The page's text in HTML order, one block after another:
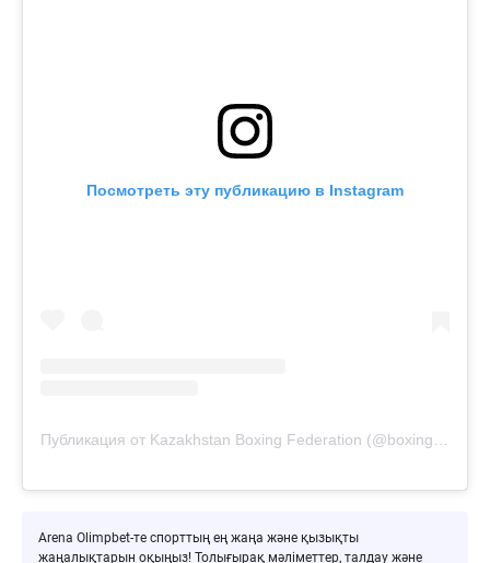
Посмотреть эту публикацию в Instagram
Arena Olimpbet-те спорттың ең жаңа және қызықты
жаңалықтарын оқыңыз! Толығырақ мәліметтер, талдау және